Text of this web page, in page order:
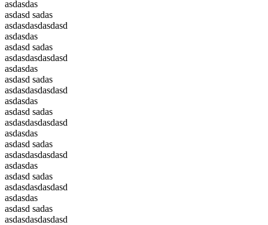
asdasdas
asdasd sadas
asdasdasdasdasd
asdasdas
asdasd sadas
asdasdasdasdasd
asdasdas
asdasd sadas
asdasdasdasdasd
asdasdas
asdasd sadas
asdasdasdasdasd
asdasdas
asdasd sadas
asdasdasdasdasd
asdasdas
asdasd sadas
asdasdasdasdasd
asdasdas
asdasd sadas
asdasdasdasdasd